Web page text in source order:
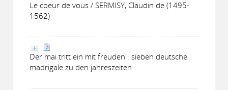
Le coeur de vous / SERMISY, Claudin de (1495-
1562)
Der mai tritt ein mit freuden : sieben deutsche
madrigale zu den jahreszeiten